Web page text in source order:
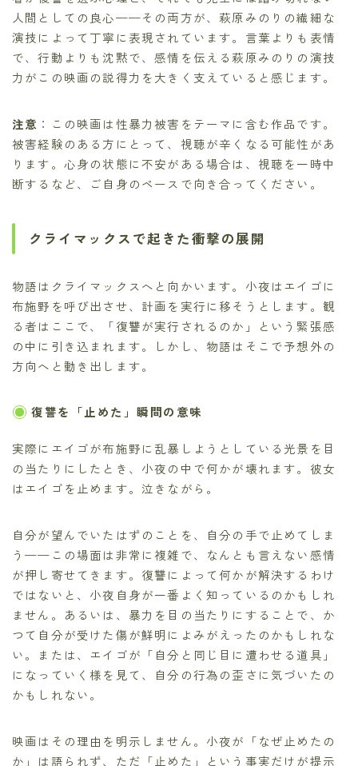
人間としての良心——その両方が、萩原みのりの繊細な
演技によって丁寧に表現されています。言葉よりも表情
で、行動よりも沈黙で、感情を伝える萩原みのりの演技
力がこの映画の説得力を大きく支えていると感じます。
注意 ：この映画は性暴力被害をテーマに含む作品です。
被害経験のある方にとって、視聴が辛くなる可能性があ
ります。心身の状態に不安がある場合は、視聴を一時中
断するなど、ご自身のペースで向き合ってください。
クライマックスで起きた衝撃の展開
物語はクライマックスへと向かいます。小夜はエイゴに
布施野を呼び出させ、計画を実行に移そうとします。観
る者はここで、「復讐が実行されるのか」という緊張感
の中に引き込まれます。しかし、物語はそこで予想外の
方向へと動き出します。
復讐を「止めた」瞬間の意味
実際にエイゴが布施野に乱暴しようとしている光景を目
の当たりにしたとき、小夜の中で何かが壊れます。彼女
はエイゴを止めます。泣きながら。
自分が望んでいたはずのことを、自分の手で止めてしま
う——この場面は非常に複雑で、なんとも言えない感情
が押し寄せてきます。復讐によって何かが解決するわけ
ではないと、小夜自身が一番よく知っているのかもしれ
ません。あるいは、暴力を目の当たりにすることで、か
つて自分が受けた傷が鮮明によみがえったのかもしれな
い。または、エイゴが「自分と同じ目に遭わせる道具」
になっていく様を見て、自分の行為の歪さに気づいたの
かもしれない。
映画はその理由を明示しません。小夜が「なぜ止めたの
か」は語られず、ただ「止めた」という事実だけが提示